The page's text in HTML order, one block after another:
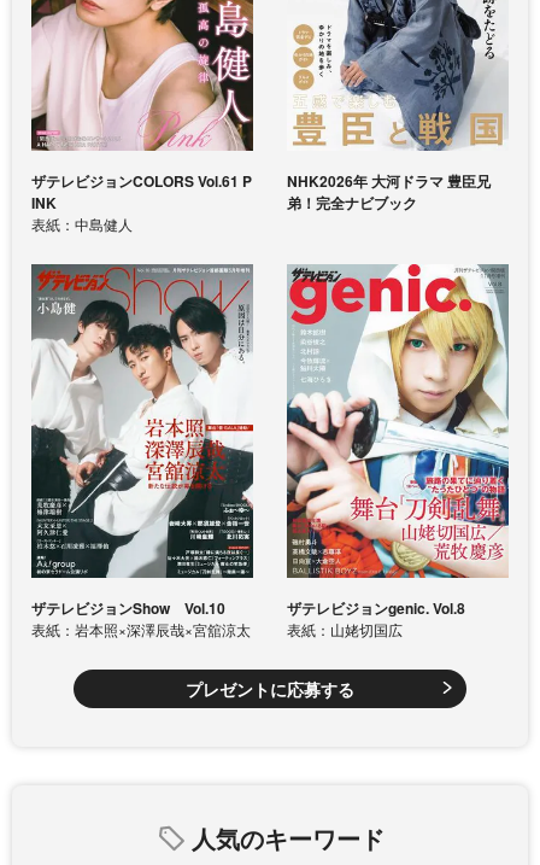
ザテレビジョンCOLORS Vol.61 P
INK
表紙：中島健人
NHK2026年 大河ドラマ 豊臣兄
弟！完全ナビブック
ザテレビジョンShow Vol.10
表紙：岩本照×深澤辰哉×宮舘涼太
ザテレビジョンgenic. Vol.8
表紙：山姥切国広
プレゼントに応募する
人気のキーワード